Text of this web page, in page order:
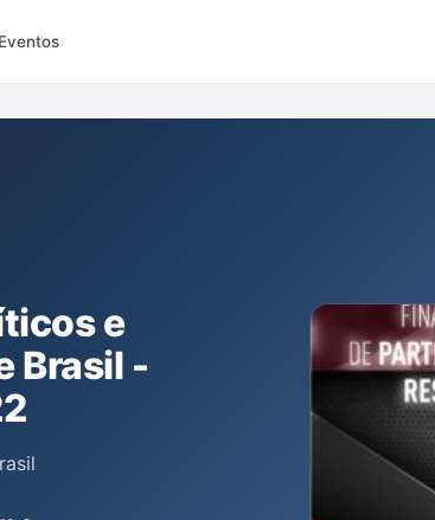
Eventos
e
Brasil -